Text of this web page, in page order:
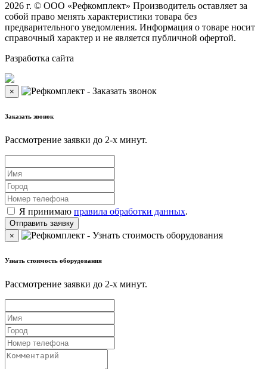
2026 г. © ООО «Рефкомплект» Производитель оставляет за
собой право менять характеристики товара без
предварительного уведомления. Информация о товаре носит
справочный характер и не является публичной офертой.
Разработка сайта
×
Заказать звонок
Рассмотрение заявки до 2-x минут.
Я принимаю правила обработки данных.
×
Узнать стоимость оборудования
Рассмотрение заявки до 2-x минут.